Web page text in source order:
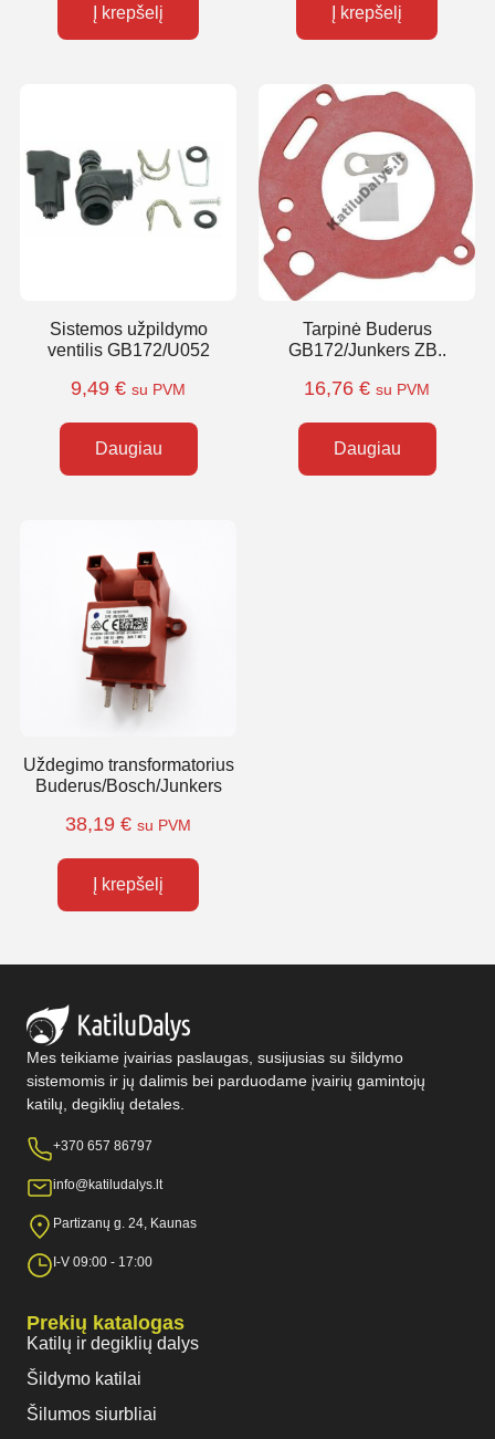
Į krepšelį Į krepšelį
Sistemos užpildymo
ventilis GB172/U052
9,49 € su PVM
Daugiau
Tarpinė Buderus
GB172/Junkers ZB..
16,76 € su PVM
Daugiau
Uždegimo transformatorius
Buderus/Bosch/Junkers
38,19 € su PVM
Į krepšelį
Mes teikiame įvairias paslaugas, susijusias su šildymo
sistemomis ir jų dalimis bei parduodame įvairių gamintojų
katilų, degiklių detales.
+370 657 86797
info@katiludalys.lt
Partizanų g. 24, Kaunas
I-V 09:00 - 17:00
Prekių katalogas
Katilų ir degiklių dalys
Šildymo katilai
Šilumos siurbliai